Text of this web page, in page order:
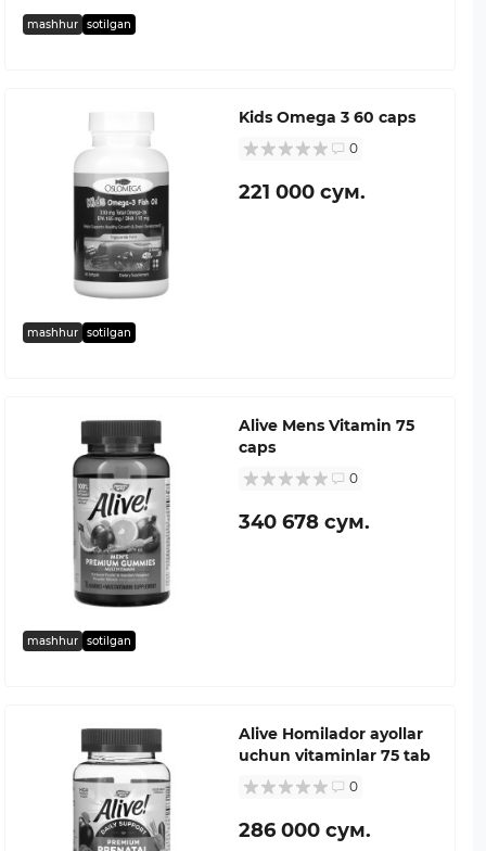
mashhur sotilgan
mashhur sotilgan
Kids Omega 3 60 caps
0
221 000 сум.
mashhur sotilgan
Alive Mens Vitamin 75
caps
0
340 678 сум.
Alive Homilador ayollar
uchun vitaminlar 75 tab
0
286 000 сум.